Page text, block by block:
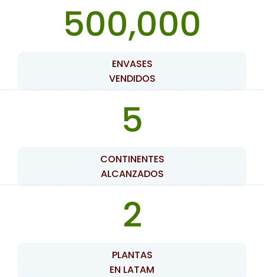
500,000
ENVASES
VENDIDOS
5
CONTINENTES
ALCANZADOS
2
PLANTAS
EN LATAM